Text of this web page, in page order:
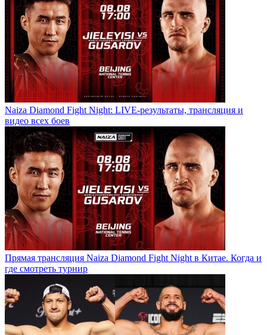
Naiza Diamond Fight Night: LIVE-результаты, трансляция и
видео всех боев
Прямая трансляция Naiza Diamond Fight Night в Китае. Когда и
где смотреть турнир